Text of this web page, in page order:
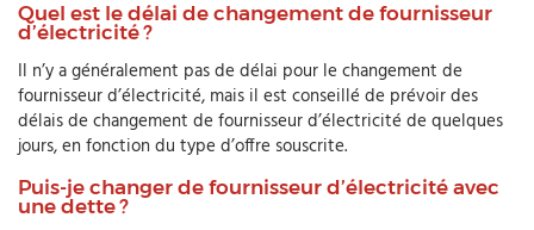
Quel est le délai de changement de fournisseur
d’électricité ?
Il n’y a généralement pas de délai pour le changement de
fournisseur d’électricité, mais il est conseillé de prévoir des
délais de changement de fournisseur d’électricité de quelques
jours, en fonction du type d’offre souscrite.
Puis-je changer de fournisseur d’électricité avec
une dette ?